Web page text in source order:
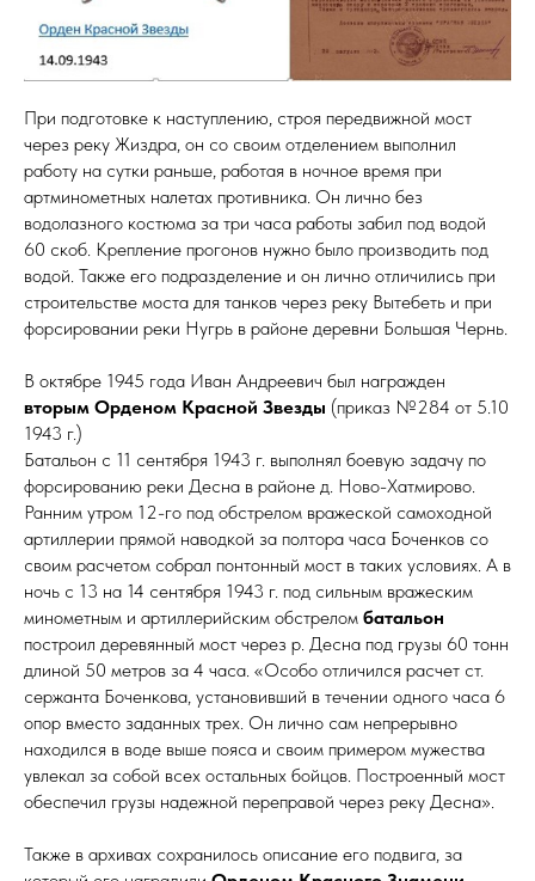
При подготовке к наступлению, строя передвижной мост
через реку Жиздра, он со своим отделением выполнил
работу на сутки раньше, работая в ночное время при
артминометных налетах противника. Он лично без
водолазного костюма за три часа работы забил под водой
60 скоб. Крепление прогонов нужно было производить под
водой. Также его подразделение и он лично отличились при
строительстве моста для танков через реку Вытебеть и при
форсировании реки Нугрь в районе деревни Большая Чернь.
В октябре 1945 года Иван Андреевич был награжден
вторым Орденом Красной Звезды (приказ №284 от 5.10
1943 г.)
Батальон с 11 сентября 1943 г. выполнял боевую задачу по
форсированию реки Десна в районе д. Ново-Хатмирово.
Ранним утром 12-го под обстрелом вражеской самоходной
артиллерии прямой наводкой за полтора часа Боченков со
своим расчетом собрал понтонный мост в таких условиях. А в
ночь с 13 на 14 сентября 1943 г. под сильным вражеским
минометным и артиллерийским обстрелом батальон
построил деревянный мост через р. Десна под грузы 60 тонн
длиной 50 метров за 4 часа. «Особо отличился расчет ст.
сержанта Боченкова, установивший в течении одного часа 6
опор вместо заданных трех. Он лично сам непрерывно
находился в воде выше пояса и своим примером мужества
увлекал за собой всех остальных бойцов. Построенный мост
обеспечил грузы надежной переправой через реку Десна».
Также в архивах сохранилось описание его подвига, за